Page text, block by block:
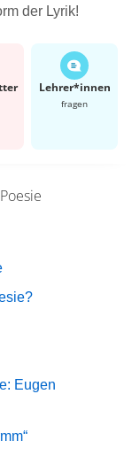
der Lyrik!
Lehrer*​innen
fragen
Eugen